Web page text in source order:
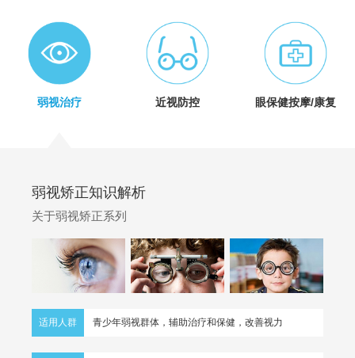
弱视治疗 近视防控 眼保健按摩/康复
弱视矫正知识解析
关于弱视矫正系列
适用人群 青少年弱视群体，辅助治疗和保健，改善视力